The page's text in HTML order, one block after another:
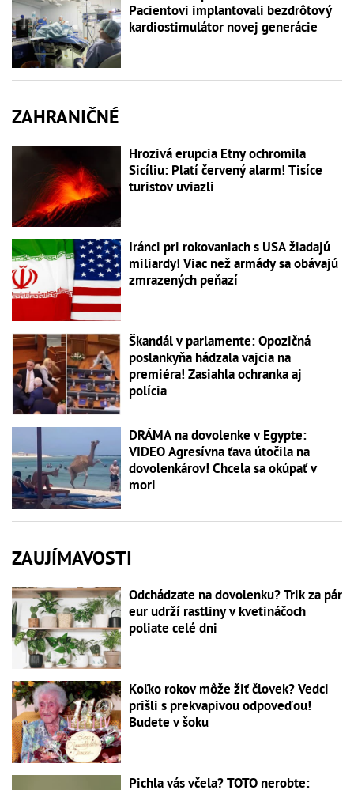
Pacientovi implantovali bezdrôtový
kardiostimulátor novej generácie
ZAHRANIČNÉ
Hrozivá erupcia Etny ochromila
Sicíliu: Platí červený alarm! Tisíce
turistov uviazli
Iránci pri rokovaniach s USA žiadajú
miliardy! Viac než armády sa obávajú
zmrazených peňazí
Škandál v parlamente: Opozičná
poslankyňa hádzala vajcia na
premiéra! Zasiahla ochranka aj
polícia
DRÁMA na dovolenke v Egypte:
VIDEO Agresívna ťava útočila na
dovolenkárov! Chcela sa okúpať v
mori
ZAUJÍMAVOSTI
Odchádzate na dovolenku? Trik za pár
eur udrží rastliny v kvetináčoch
poliate celé dni
Koľko rokov môže žiť človek? Vedci
prišli s prekvapivou odpoveďou!
Budete v šoku
Pichla vás včela? TOTO nerobte: